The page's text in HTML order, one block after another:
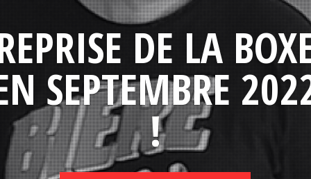
DE LA
SEPTEMBRE
!